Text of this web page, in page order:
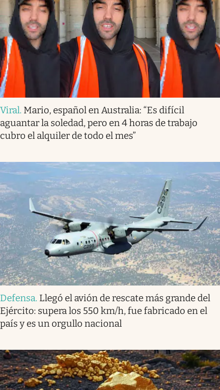
Viral. Mario, español en Australia: “Es difícil
aguantar la soledad, pero en 4 horas de trabajo
cubro el alquiler de todo el mes”
Defensa. Llegó el avión de rescate más grande del
Ejército: supera los 550 km/h, fue fabricado en el
país y es un orgullo nacional